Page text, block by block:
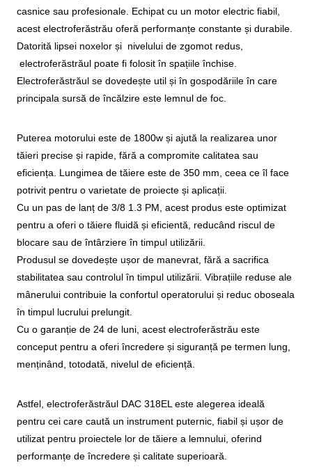
casnice sau profesionale. Echipat cu un motor electric fiabil,
acest electroferăstrău oferă performanțe constante și durabile.
Datorită lipsei noxelor și nivelului de zgomot redus,
electroferăstrăul poate fi folosit în spațiile închise.
Electroferăstrăul se dovedește util și în gospodăriile în care
principala sursă de încălzire este lemnul de foc.
Puterea motorului este de 1800w și ajută la realizarea unor
tăieri precise și rapide, fără a compromite calitatea sau
eficiența. Lungimea de tăiere este de 350 mm, ceea ce îl face
potrivit pentru o varietate de proiecte și aplicații.
Cu un pas de lanț de 3/8 1.3 PM, acest produs este optimizat
pentru a oferi o tăiere fluidă și eficientă, reducând riscul de
blocare sau de întârziere în timpul utilizării.
Produsul se dovedește ușor de manevrat, fără a sacrifica
stabilitatea sau controlul în timpul utilizării. Vibrațiile reduse ale
mânerului contribuie la confortul operatorului și reduc oboseala
în timpul lucrului prelungit.
Cu o garanție de 24 de luni, acest electroferăstrău este
conceput pentru a oferi încredere și siguranță pe termen lung,
menținând, totodată, nivelul de eficiență.
Astfel, electroferăstrăul DAC 318EL este alegerea ideală
pentru cei care caută un instrument puternic, fiabil și ușor de
utilizat pentru proiectele lor de tăiere a lemnului, oferind
performanțe de încredere și calitate superioară.